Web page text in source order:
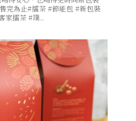
完為止#擂茶 #節能包 #新包裝
家擂茶 #璞..